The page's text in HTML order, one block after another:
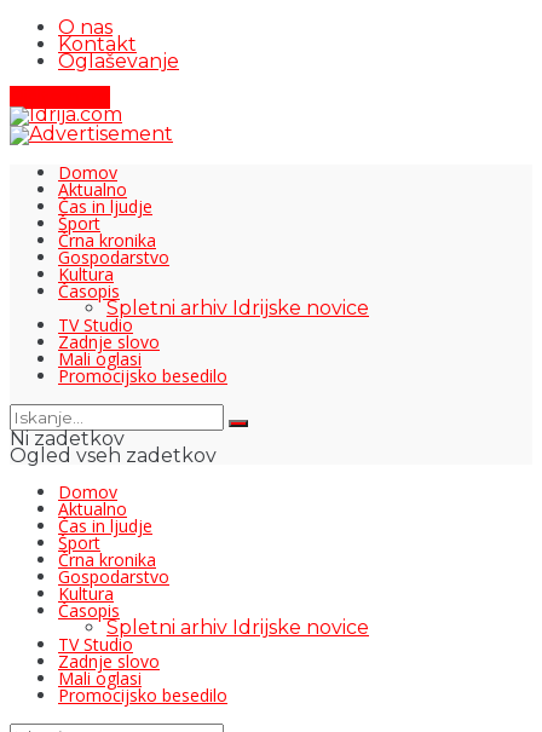
O nas
Kontakt
Oglaševanje
Domov
Aktualno
Čas in ljudje
Šport
Črna kronika
Gospodarstvo
Kultura
Časopis
Spletni arhiv Idrijske novice
TV Studio
Zadnje slovo
Mali oglasi
Promocijsko besedilo
Ni zadetkov
Ogled vseh zadetkov
Domov
Aktualno
Čas in ljudje
Šport
Črna kronika
Gospodarstvo
Kultura
Časopis
Spletni arhiv Idrijske novice
TV Studio
Zadnje slovo
Mali oglasi
Promocijsko besedilo